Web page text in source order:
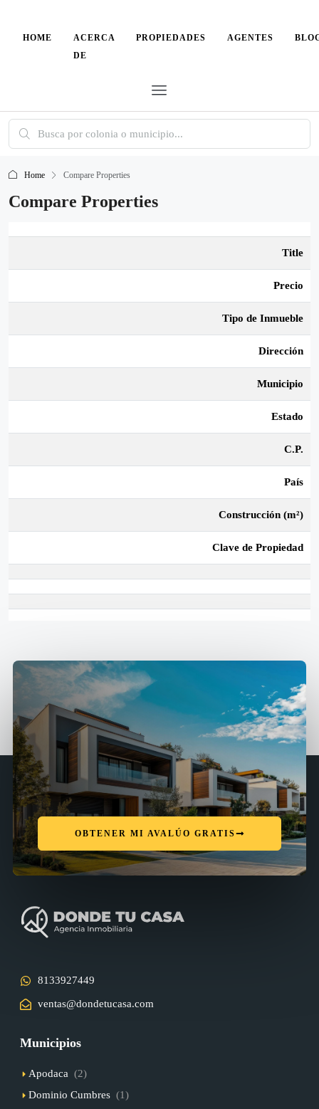
HOME
ACERCA
DE
PROPIEDADES AGENTES
Home Compare Properties
Compare Properties
Title
Precio
Tipo de Inmueble
Dirección
Municipio
Estado
C.P.
País
Construcción (m²)
Clave de Propiedad
OBTENER MI AVALÚO GRATIS
8133927449
ventas@dondetucasa.com
Municipios
Apodaca (2)
Dominio Cumbres (1)